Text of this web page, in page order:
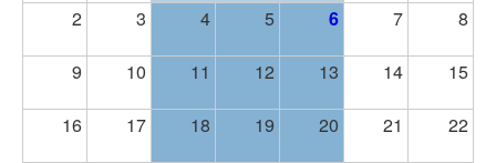
2 3 4 5 6 7 8
9 10 11 12 13 14 15
16 17 18 19 20 21 22